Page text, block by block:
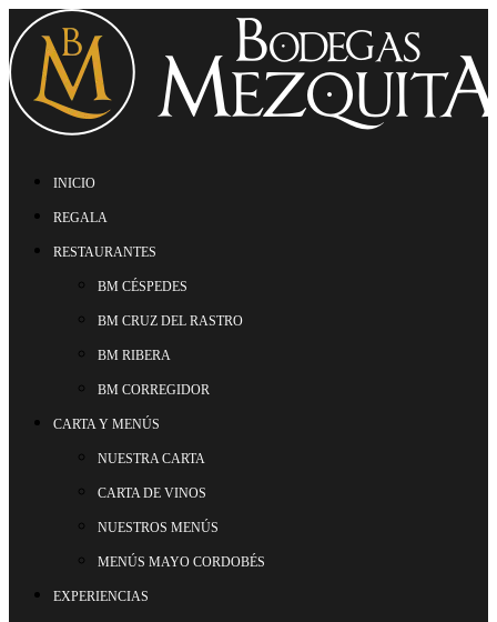
INICIO
REGALA
RESTAURANTES
BM CÉSPEDES
BM CRUZ DEL RASTRO
BM RIBERA
BM CORREGIDOR
CARTA Y MENÚS
NUESTRA CARTA
CARTA DE VINOS
NUESTROS MENÚS
MENÚS MAYO CORDOBÉS
EXPERIENCIAS